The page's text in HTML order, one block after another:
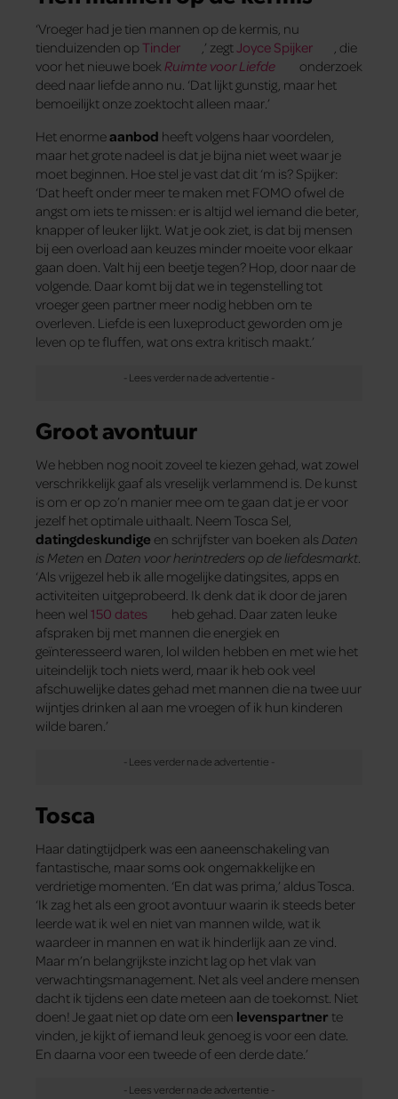
‘Vroeger had je tien mannen op de kermis, nu
tienduizenden opTinder ,’ zegtJoyce Spijker
, die
voor het nieuwe boek Ruimte voor Liefde
onderzoek
deed naar liefde anno nu. ‘Dat lijkt gunstig, maar het
bemoeilijkt onze zoektocht alleen maar.’
Het enormeaanbod heeft volgens haar voordelen,
maar het grote nadeel is dat je bijna niet weet waar je
moet beginnen. Hoe stel je vast dat dit ‘m is? Spijker:
‘Dat heeft onder meer te maken met FOMO ofwel de
angst om iets te missen: er is altijd wel iemand die beter,
knapper of leuker lijkt. Wat je ook ziet, is dat bij mensen
bij een overload aan keuzes minder moeite voor elkaar
gaan doen. Valt hij een beetje tegen? Hop, door naar de
volgende. Daar komt bij dat we in tegenstelling tot
vroeger geen partner meer nodig hebben om te
overleven. Liefde is een luxeproduct geworden om je
leven op te fluffen, wat ons extra kritisch maakt.’
Groot avontuur
We hebben nog nooit zoveel te kiezen gehad, wat zowel
verschrikkelijk gaaf als vreselijk verlammend is. De kunst
is om er op zo’n manier mee om te gaan dat je er voor
jezelf het optimale uithaalt. Neem Tosca Sel,
datingdeskundige en schrijfster van boeken als Daten
is Meten en Daten voor herintreders op de liefdesmarkt
‘Als vrijgezel heb ik alle mogelijke datingsites, apps en
activiteiten uitgeprobeerd. Ik denk dat ik door de jaren
heen wel 150 dates
heb gehad. Daar zaten leuke
afspraken bij met mannen die energiek en
geïnteresseerd waren, lol wilden hebben en met wie het
uiteindelijk toch niets werd, maar ik heb ook veel
afschuwelijke dates gehad met mannen die na twee uur
wijntjes drinken al aan me vroegen of ik hun kinderen
wilde baren.’
Tosca
Haar datingtijdperk was een aaneenschakeling van
fantastische, maar soms ook ongemakkelijke en
verdrietige momenten. ‘En dat was prima,’ aldus Tosca.
‘Ik zag het als een groot avontuur waarin ik steeds beter
leerde wat ik wel en niet van mannen wilde, wat ik
waardeer in mannen en wat ik hinderlijk aan ze vind.
Maar m’n belangrijkste inzicht lag op het vlak van
verwachtingsmanagement. Net als veel andere mensen
dacht ik tijdens een date meteen aan de toekomst. Niet
doen! Je gaat niet op date om een levenspartner te
vinden, je kijkt of iemand leuk genoeg is voor een date.
En daarna voor een tweede of een derde date.’